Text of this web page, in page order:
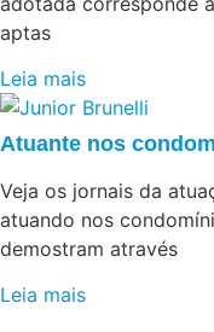
aptas
Leia mais
Atuante nos
Veja os jornais da
atuando nos
demostram através
Leia mais